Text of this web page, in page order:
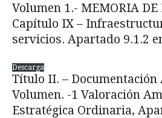
Volumen 1.- MEMORIA DE
Capítulo IX –
servicios. Apartado 9.1.2
Descarga
Título II. – Documentación
Volumen. -1 Valoración
Estratégica Ordinaria,